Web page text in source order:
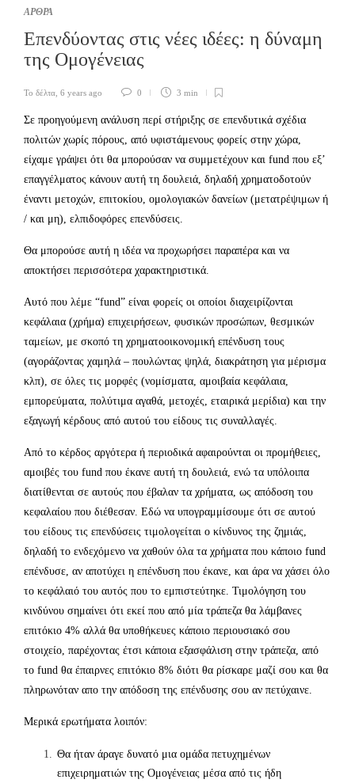
ΑΡΘΡΑ
Επενδύοντας στις νέες ιδέες: η δύναμη
της Ομογένειας
Το δέλτα 6 years ago 0 3 min
Σε προηγούμενη ανάλυση περί στήριξης σε επενδυτικά σχέδια
πολιτών χωρίς πόρους, από υφιστάμενους φορείς στην χώρα,
είχαμε γράψει ότι θα μπορούσαν να συμμετέχουν και fund που εξ’
επαγγέλματος κάνουν αυτή τη δουλειά, δηλαδή χρηματοδοτούν
έναντι μετοχών, επιτοκίου, ομολογιακών δανείων (μετατρέψιμων ή
/ και μη), ελπιδοφόρες επενδύσεις.
Θα μπορούσε αυτή η ιδέα να προχωρήσει παραπέρα και να
αποκτήσει περισσότερα χαρακτηριστικά.
Αυτό που λέμε “fund” είναι φορείς οι οποίοι διαχειρίζονται
κεφάλαια (χρήμα) επιχειρήσεων, φυσικών προσώπων, θεσμικών
ταμείων, με σκοπό τη χρηματοοικονομική επένδυση τους
(αγοράζοντας χαμηλά – πουλώντας ψηλά, διακράτηση για μέρισμα
κλπ), σε όλες τις μορφές (νομίσματα, αμοιβαία κεφάλαια,
εμπορεύματα, πολύτιμα αγαθά, μετοχές, εταιρικά μερίδια) και την
εξαγωγή κέρδους από αυτού του είδους τις συναλλαγές.
Από το κέρδος αργότερα ή περιοδικά αφαιρούνται οι προμήθειες,
αμοιβές του fund που έκανε αυτή τη δουλειά, ενώ τα υπόλοιπα
διατίθενται σε αυτούς που έβαλαν τα χρήματα, ως απόδοση του
κεφαλαίου που διέθεσαν. Εδώ να υπογραμμίσουμε ότι σε αυτού
του είδους τις επενδύσεις τιμολογείται ο κίνδυνος της ζημιάς,
δηλαδή το ενδεχόμενο να χαθούν όλα τα χρήματα που κάποιο fund
επένδυσε, αν αποτύχει η επένδυση που έκανε, και άρα να χάσει όλο
το κεφάλαιό του αυτός που το εμπιστεύτηκε. Τιμολόγηση του
κινδύνου σημαίνει ότι εκεί που από μία τράπεζα θα λάμβανες
επιτόκιο 4% αλλά θα υποθήκευες κάποιο περιουσιακό σου
στοιχείο, παρέχοντας έτσι κάποια εξασφάλιση στην τράπεζα, από
το fund θα έπαιρνες επιτόκιο 8% διότι θα ρίσκαρε μαζί σου και θα
πληρωνόταν απο την απόδοση της επένδυσης σου αν πετύχαινε.
Μερικά ερωτήματα λοιπόν:
Θα ήταν άραγε δυνατό μια ομάδα πετυχημένων
επιχειρηματιών της Ομογένειας μέσα από τις ήδη